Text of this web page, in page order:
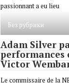
passionnant a eu lieu
Без рубрики
Adam Silver
performances
Victor
Le commissaire de la